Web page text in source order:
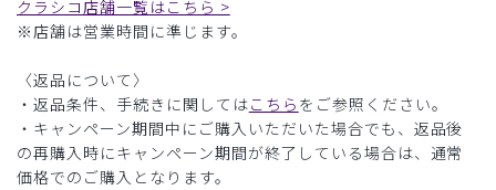
クラシコ店舗一覧はこちら >
※店舗は営業時間に準じます。
〈返品について〉
・返品条件、手続きに関してはこちら をご参照ください。
・キャンペーン期間中にご購入いただいた場合でも、返品後
の再購入時にキャンペーン期間が終了している場合は、通常
価格でのご購入となります。